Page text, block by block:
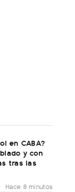
en CABA?
y con
tras las
Hace 8 minutos